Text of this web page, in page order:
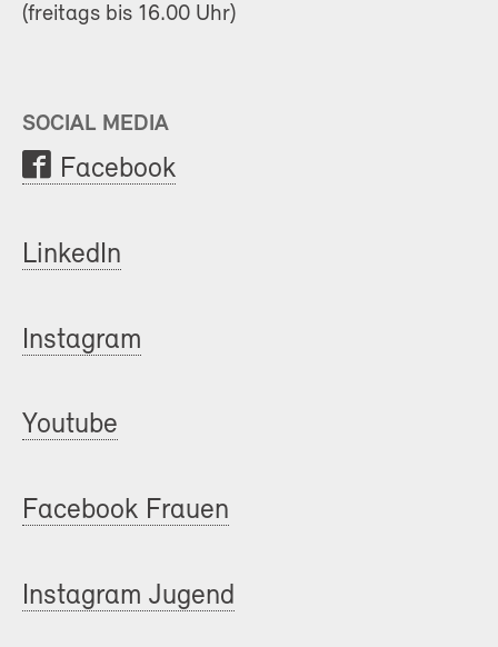
(freitags bis 16.00 Uhr)
SOCIAL MEDIA
Facebook
LinkedIn
Instagram
Youtube
Facebook Frauen
Instagram Jugend